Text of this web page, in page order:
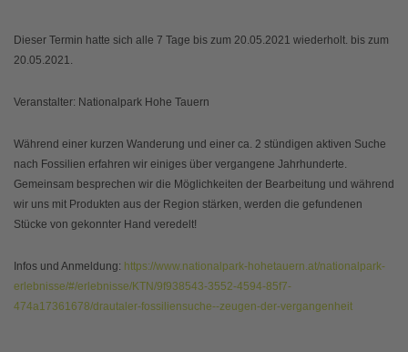
Dieser Termin hatte sich alle 7 Tage bis zum 20.05.2021 wiederholt. bis zum
20.05.2021.
Veranstalter: Nationalpark Hohe Tauern
Während einer kurzen Wanderung und einer ca. 2 stündigen aktiven Suche
nach Fossilien erfahren wir einiges über vergangene Jahrhunderte.
Gemeinsam besprechen wir die Möglichkeiten der Bearbeitung und während
wir uns mit Produkten aus der Region stärken, werden die gefundenen
Stücke von gekonnter Hand veredelt!
Infos und Anmeldung: https://www.nationalpark-hohetauern.at/nationalpark-
erlebnisse/#/erlebnisse/KTN/9f938543-3552-4594-85f7-
474a17361678/drautaler-fossiliensuche--zeugen-der-vergangenheit